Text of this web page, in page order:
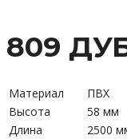
809
Материал
ПВХ
Высота
58 мм
Длина
2500